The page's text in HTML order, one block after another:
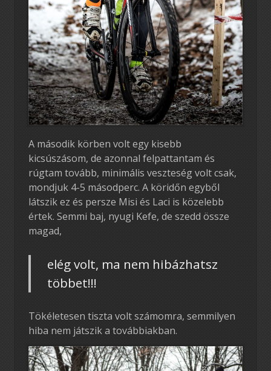
A második körben volt egy kisebb
kicsúszásom, de azonnal felpattantam és
rúgtam tovább, minimális veszteség volt csak,
mondjuk 4-5 másodperc. A köridőn egyből
látszik ez és persze Misi és Laci is közelebb
értek. Semmi baj, nyugi Kefe, de szedd össze
magad,
elég volt, ma nem hibázhatsz
többet!!!
Tökéletesen tiszta volt számomra, semmilyen
hiba nem játszik a továbbiakban.